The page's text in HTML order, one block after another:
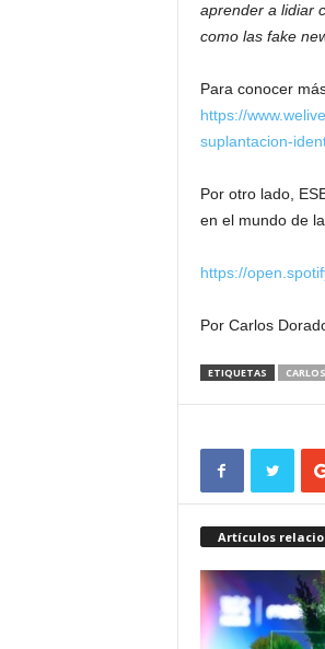
aprender a lidiar
como las fake
Para conocer
https://
suplantacion-
Por otro lado,
en el mundo de
https://
Por Carlos
ETIQUETAS
Artículos